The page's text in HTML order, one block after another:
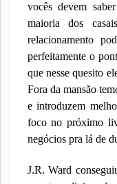
vocês devem
maioria dos
relacionamento
perfeitamente o
que nesse quesito
Fora da mansão
e introduzem
foco no próximo
negócios pra lá de
J.R. Ward